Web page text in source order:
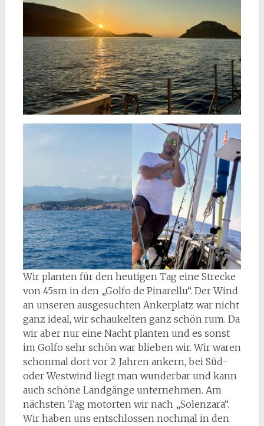
Wir planten für den heutigen Tag eine Strecke
von 45sm in den „Golfo de Pinarellu“. Der Wind
an unseren ausgesuchten Ankerplatz war nicht
ganz ideal, wir schaukelten ganz schön rum. Da
wir aber nur eine Nacht planten und es sonst
im Golfo sehr schön war blieben wir. Wir waren
schonmal dort vor 2 Jahren ankern, bei Süd-
oder Westwind liegt man wunderbar und kann
auch schöne Landgänge unternehmen. Am
nächsten Tag motorten wir nach „Solenzara“.
Wir haben uns entschlossen nochmal in den